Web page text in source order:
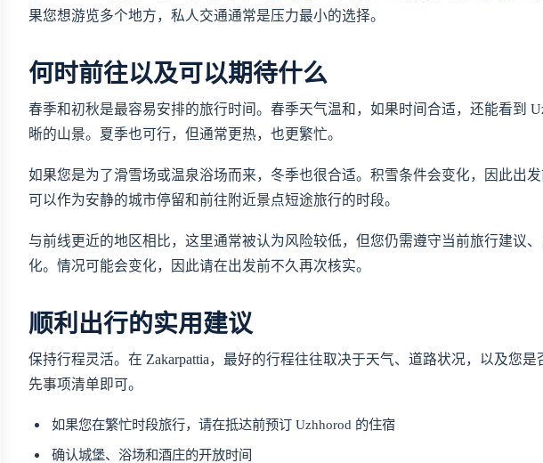
果您想游览多个地方，私人交通通常是压力最小的选择。
何时前往以及可以期待什么
春季和初秋是最容易安排的旅行时间。春季天气温和，如果时间合适，还能看到
晰的山景。夏季也可行，但通常更热，也更繁忙。
如果您是为了滑雪场或温泉浴场而来，冬季也很合适。积雪条件会变化，因此出
可以作为安静的城市停留和前往附近景点短途旅行的时段。
与前线更近的地区相比，这里通常被认为风险较低，但您仍需遵守当前旅行建议
化。情况可能会变化，因此请在出发前不久再次核实。
顺利出行的实用建议
保持行程灵活。在 Zakarpattia，最好的行程往往取决于天气、道路状况，以及您
先事项清单即可。
如果您在繁忙时段旅行，请在抵达前预订 Uzhhorod 的住宿
确认城堡、浴场和酒庄的开放时间